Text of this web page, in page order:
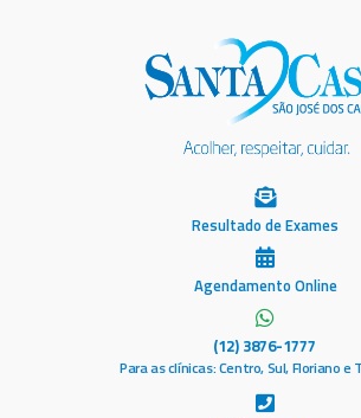
Resultado de Exames
Agendamento Online
(12) 3876-1777
Para as clínicas: Centro, Sul, Floriano e